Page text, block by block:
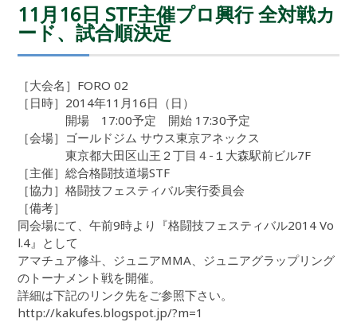
11月16日 STF主催プロ興行 全対戦カ
ード、試合順決定
［大会名］FORO 02
［日時］2014年11月16日（日）
開場 17:00予定 開始 17:30予定
［会場］ゴールドジム サウス東京アネックス
東京都大田区山王２丁目４-１大森駅前ビル7F
［主催］総合格闘技道場STF
［協力］格闘技フェスティバル実行委員会
［備考］
同会場にて、午前9時より『格闘技フェスティバル2014 Vo
l.4』として
アマチュア修斗、ジュニアMMA、ジュニアグラップリング
のトーナメント戦を開催。
詳細は下記のリンク先をご参照下さい。
http://kakufes.blogspot.jp/?m=1